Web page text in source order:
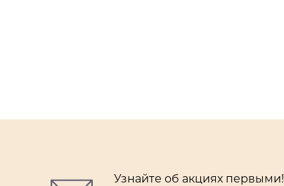
Узнайте об акциях первыми!